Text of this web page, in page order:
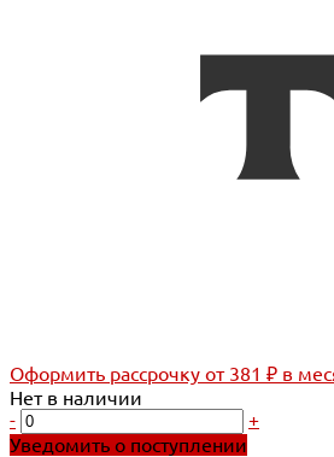
Оформить рассрочку от 381 ₽ в
Нет в наличии
-
+
Уведомить о поступлении